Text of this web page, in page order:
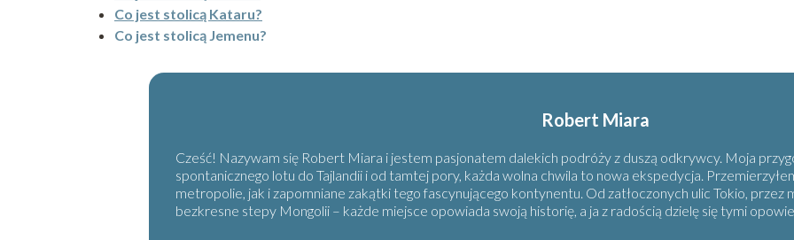
Co jest stolicą Kataru?
Co jest stolicą Jemenu?
Robert Miara
Cześć! Nazywam się Robert Miara i jestem pasjonatem dalekich podróży z duszą odkrywcy. Moja
spontanicznego lotu do Tajlandii i od tamtej pory, każda wolna chwila to nowa ekspedycja.
metropolie, jak i zapomniane zakątki tego fascynującego kontynentu. Od zatłoczonych ulic Tokio, przez
bezkresne stepy Mongolii – każde miejsce opowiada swoją historię, a ja z radością dzielę się tymi